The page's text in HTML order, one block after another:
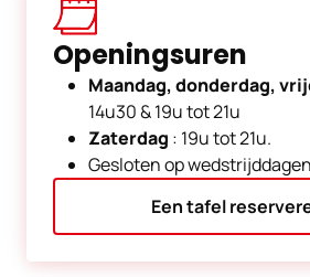
Openingsuren
Maandag, donderdag,
14u30 & 19u tot 21u
Zaterdag : 19u tot 21u.
Gesloten op wedstrijddagen
Een tafel